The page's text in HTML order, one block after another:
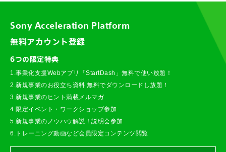
Sony Acceleration Platform
無料アカウント登録
6つの限定特典
1.事業化支援Webアプリ「StartDash」無料で使い放題！
2.新規事業のお役立ち資料 無料でダウンロードし放題！
3.新規事業のヒント満載メルマガ
4.限定イベント・ワークショップ参加
5.新規事業のノウハウ解説！説明会参加
6.トレーニング動画など会員限定コンテンツ閲覧